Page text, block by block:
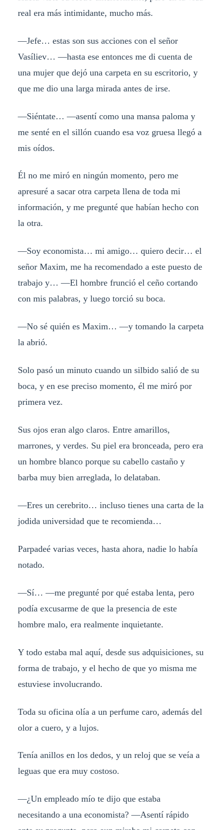
real era más intimidante, mucho más.
—Jefe… estas son sus acciones con el señor
Vasíliev… —hasta ese entonces me di cuenta de
una mujer que dejó una carpeta en su escritorio, y
que me dio una larga mirada antes de irse.
—Siéntate… —asentí como una mansa paloma y
me senté en el sillón cuando esa voz gruesa llegó a
mis oídos.
Él no me miró en ningún momento, pero me
apresuré a sacar otra carpeta llena de toda mi
información, y me pregunté que habían hecho con
la otra.
—Soy economista… mi amigo… quiero decir… el
señor Maxim, me ha recomendado a este puesto de
trabajo y… —El hombre frunció el ceño cortando
con mis palabras, y luego torció su boca.
—No sé quién es Maxim… —y tomando la carpeta
la abrió.
Solo pasó un minuto cuando un silbido salió de su
boca, y en ese preciso momento, él me miró por
primera vez.
Sus ojos eran algo claros. Entre amarillos,
marrones, y verdes. Su piel era bronceada, pero era
un hombre blanco porque su cabello castaño y
barba muy bien arreglada, lo delataban.
—Eres un cerebrito… incluso tienes una carta de la
jodida universidad que te recomienda…
Parpadeé varias veces, hasta ahora, nadie lo había
notado.
—Sí… —me pregunté por qué estaba lenta, pero
podía excusarme de que la presencia de este
hombre malo, era realmente inquietante.
Y todo estaba mal aquí, desde sus adquisiciones, su
forma de trabajo, y el hecho de que yo misma me
estuviese involucrando.
Toda su oficina olía a un perfume caro, además del
olor a cuero, y a lujos.
Tenía anillos en los dedos, y un reloj que se veía a
leguas que era muy costoso.
—¿Un empleado mío te dijo que estaba
necesitando a una economista? —Asentí rápido